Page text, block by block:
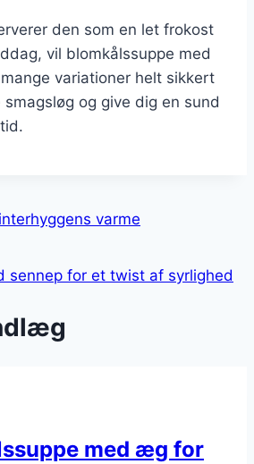
den som en let frokost
vil blomkålssuppe med
variationer helt sikkert
og give dig en sund
varme
sennep for et twist af syrlighed
med æg for